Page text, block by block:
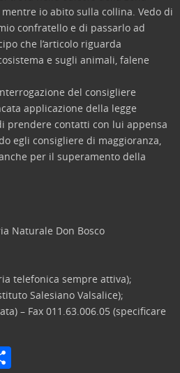
io abito sulla collina. Vedo di
confratello e di passarlo ad
che l’articolo riguarda
e sugli animali, falene
del consigliere
applicazione della legge
prendere contatti con lui appensa
egli consigliere di maggioranza,
per il superamento della
Naturale Don Bosco
telefonica sempre attiva);
Salesiano Valsalice);
– Fax 011.63.006.05 (specificare